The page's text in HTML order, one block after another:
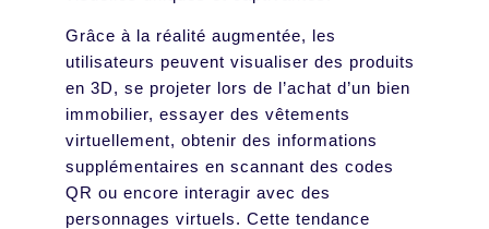
Grâce à la réalité augmentée, les
utilisateurs peuvent visualiser des produits
en 3D, se projeter lors de l’achat d’un bien
immobilier, essayer des vêtements
virtuellement, obtenir des informations
supplémentaires en scannant des codes
QR ou encore interagir avec des
personnages virtuels. Cette tendance